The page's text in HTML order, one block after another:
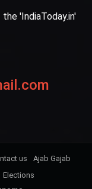
'IndiaToday.in'
us
Ajab Gajab
Elections